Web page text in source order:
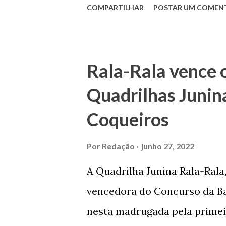
apontam que alguns
apropriar-se da volumosa
de Janeiro e casou-se com
Melo mandou construir a
dos Passos, que foi
Joaquim de Vasconcelos. A
COMPARTILHAR POSTAR UM
Rala-Rala vence
Quadrilhas
Coqueiros
Por Redação junho 27, 2022
A Quadrilha Junina Rala-
vencedora do Concurso da
nesta madrugada pela